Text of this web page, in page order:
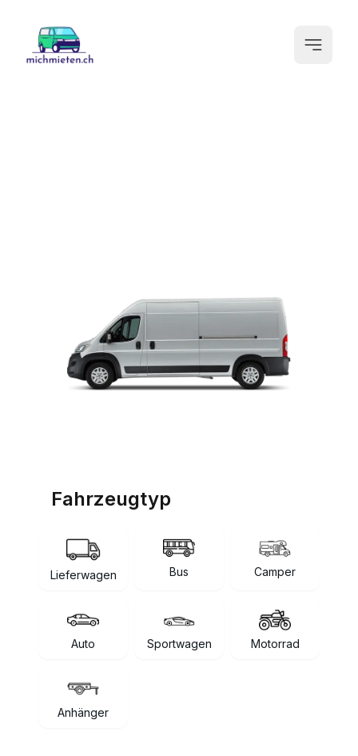
Fahrzeugtyp
Lieferwagen Bus Camper
Auto Sportwagen Motorrad
Anhänger